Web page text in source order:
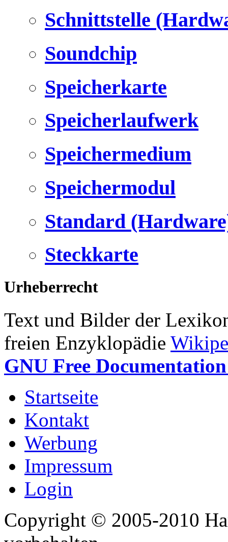
Schnittstelle
Soundchip
Speicherkarte
Speicherlaufwerk
Speichermedium
Speichermodul
Standard
Steckkarte
Urheberrecht
Text und Bilder der
freien Enzyklopädie
GNU Free
Startseite
Kontakt
Werbung
Impressum
Login
Copyright © 2005-2010